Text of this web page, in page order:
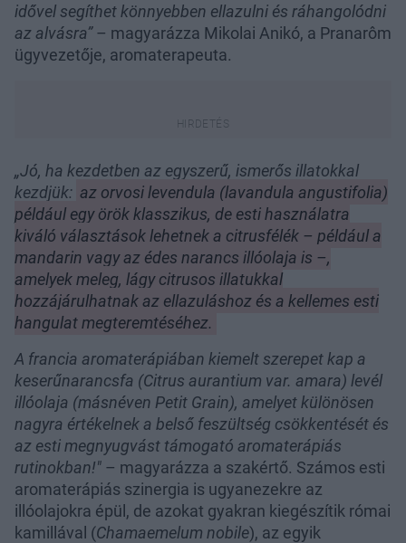
idővel segíthet könnyebben ellazulni és ráhangolódni
az alvásra”– magyarázza Mikolai Anikó, a Pranarôm
ügyvezetője, aromaterapeuta.
„Jó, ha kezdetben az egyszerű, ismerős illatokkal
kezdjük: az orvosi levendula (lavandula angustifolia)
például egy örök klasszikus, de esti használatra
kiváló választások lehetnek a citrusfélék – például a
mandarin vagy az édes narancs illóolaja is –,
amelyek meleg, lágy citrusos illatukkal
hozzájárulhatnak az ellazuláshoz és a kellemes esti
hangulat megteremtéséhez.
A francia aromaterápiában kiemelt szerepet kap a
keserűnarancsfa (Citrus aurantium var. amara) levél
illóolaja (másnéven Petit Grain), amelyet különösen
nagyra értékelnek a belső feszültség csökkentését és
az esti megnyugvást támogató aromaterápiás
rutinokban!" – magyarázza a szakértő. Számos esti
aromaterápiás szinergia is ugyanezekre az
illóolajokra épül, de azokat gyakran kiegészítik római
kamillával (Chamaemelum nobile), az egyik